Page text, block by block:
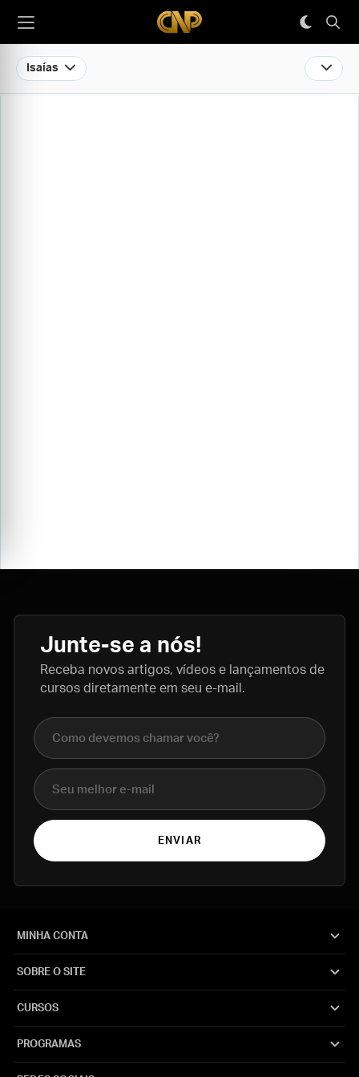
Isaías
Junte-se a nós!
Receba novos artigos, vídeos e lançamentos de
cursos diretamente em seu e-mail.
Nome completo
E-mail
ENVIAR
MINHA CONTA
SOBRE O SITE
CURSOS
PROGRAMAS